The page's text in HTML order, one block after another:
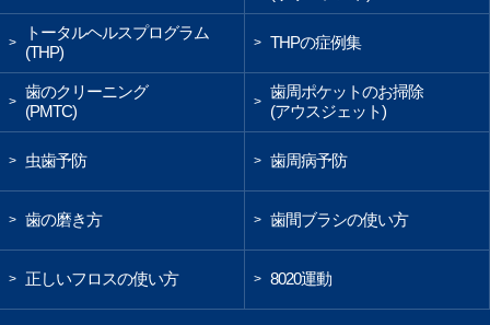
>
トータルヘルスプログラム
(THP)
> THPの症例集
>
歯のクリーニング
(PMTC)
>
歯周ポケットのお掃除
(アウスジェット)
> 虫歯予防 > 歯周病予防
> 歯の磨き方 > 歯間ブラシの使い方
> 正しいフロスの使い方 > 8020運動